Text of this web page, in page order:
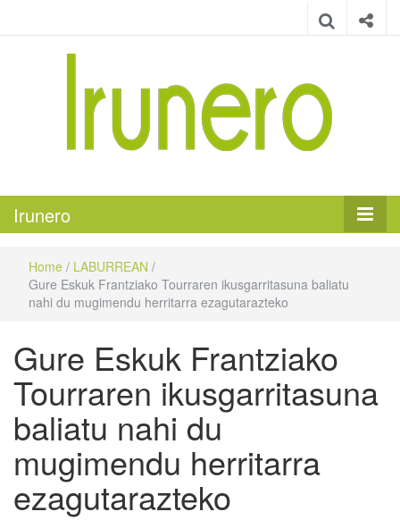
Irunero
Home / LABURREAN /
Gure Eskuk Frantziako Tourraren ikusgarritasuna baliatu
nahi du mugimendu herritarra ezagutarazteko
Gure Eskuk Frantziako
Tourraren ikusgarritasuna
baliatu nahi du
mugimendu herritarra
ezagutarazteko